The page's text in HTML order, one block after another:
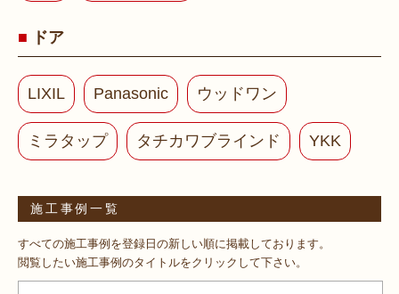
ドア
LIXIL Panasonic ウッドワン
ミラタップ タチカワブラインド YKK
施工事例一覧
すべての施工事例を登録日の新しい順に掲載しております。
閲覧したい施工事例のタイトルをクリックして下さい。